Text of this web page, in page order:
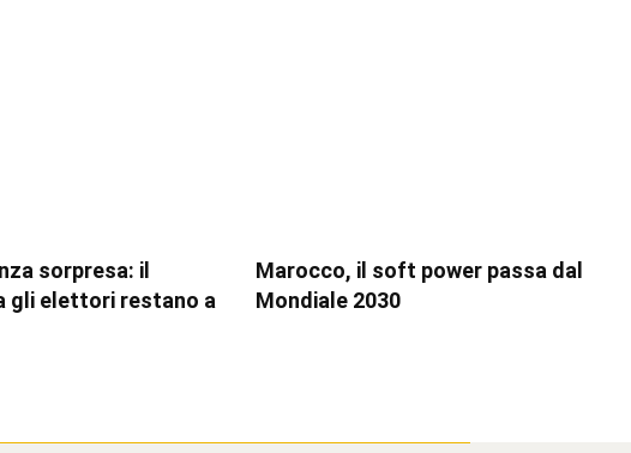
sorpresa: il
gli elettori restano a
Marocco, il soft power passa dal
Mondiale 2030